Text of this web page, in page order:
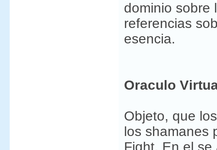
dominio sobre
referencias
esencia.
Oraculo
Objeto, que
los shamanes
Fight. En el